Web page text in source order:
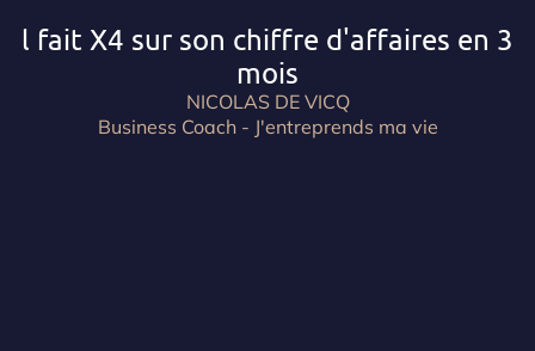
l fait X4 sur son chiffre d'affaires en 3
mois
NICOLAS DE VICQ
Business Coach - J'entreprends ma vie